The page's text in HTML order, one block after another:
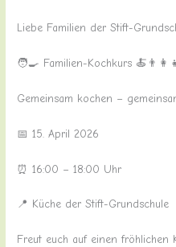
Liebe Familien der Stift-
🧑‍🍳 Familien-Kochkurs
Gemeinsam kochen –
📅 15. April 2026
⏰ 16:00 – 18:00 Uhr
📍 Küche der Stift-Grundschule
Freut euch auf einen fröhlichen